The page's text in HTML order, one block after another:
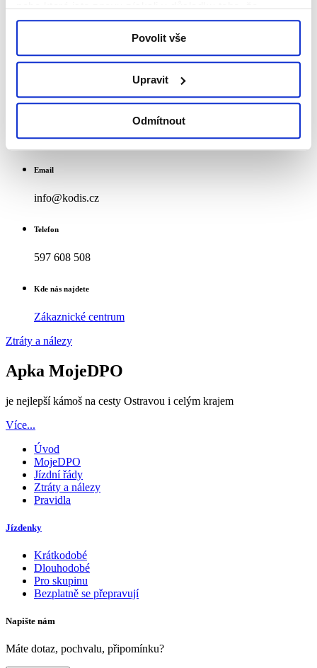
nebo které jste znovu získali v důsledku toho, že
využíváte jejich služby.
Povolit vše
Upravit
Odmítnout
V našich vozech jsi pod dohledem kamer.
který ti nabízíme – klimatizaci, wi-fi, USB konektory.
Email
info@kodis.cz
Telefon
597 608 508
Kde nás najdete
Zákaznické centrum
Ztráty a nálezy
Apka MojeDPO
je nejlepší kámoš na cesty Ostravou i celým krajem
Více...
Úvod
MojeDPO
Jízdní řády
Ztráty a nálezy
Pravidla
Jízdenky
Krátkodobé
Dlouhodobé
Pro skupinu
Bezplatně se přepravují
Napište nám
Máte dotaz, pochvalu, připomínku?